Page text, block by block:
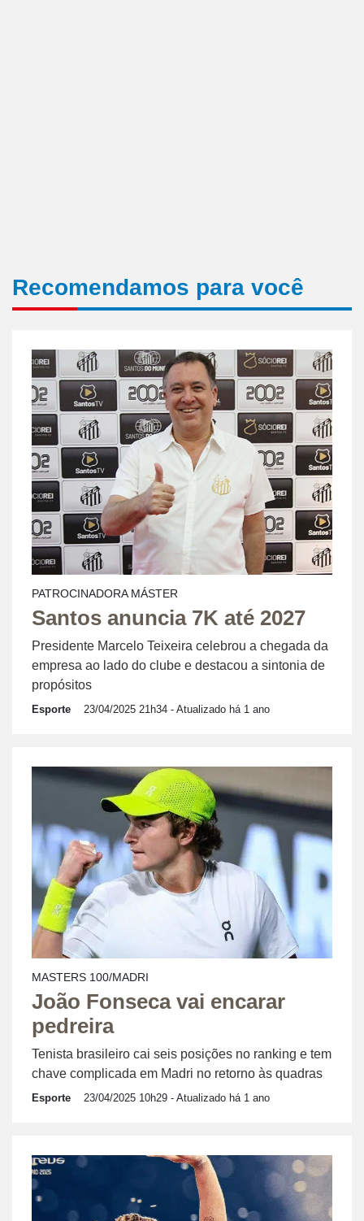
Recomendamos para você
PATROCINADORA MÁSTER
Santos anuncia 7K até 2027
Presidente Marcelo Teixeira celebrou a chegada da
empresa ao lado do clube e destacou a sintonia de
propósitos
Esporte 23/04/2025 21h34 - Atualizado há 1 ano
MASTERS 100/MADRI
João Fonseca vai encarar
pedreira
Tenista brasileiro cai seis posições no ranking e tem
chave complicada em Madri no retorno às quadras
Esporte 23/04/2025 10h29 - Atualizado há 1 ano